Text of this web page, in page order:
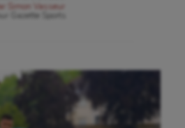
Simon Vasseur
Gazette Sports